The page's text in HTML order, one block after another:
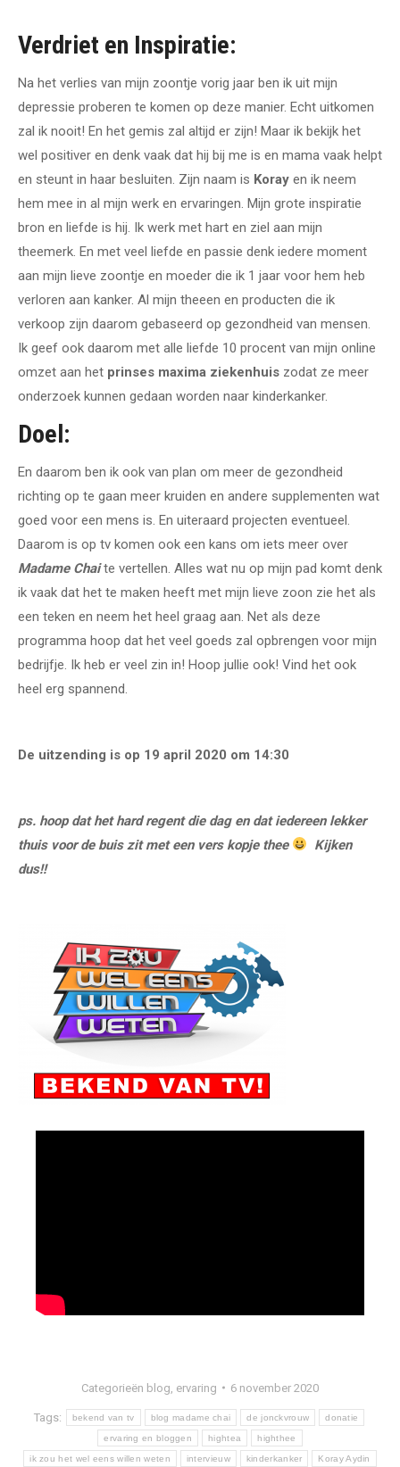
Verdriet en Inspiratie:
Na het verlies van mijn zoontje vorig jaar ben ik uit mijn
depressie proberen te komen op deze manier. Echt uitkomen
zal ik nooit! En het gemis zal altijd er zijn! Maar ik bekijk het
wel positiver en denk vaak dat hij bij me is en mama vaak helpt
en steunt in haar besluiten. Zijn naam is Koray en ik neem
hem mee in al mijn werk en ervaringen. Mijn grote inspiratie
bron en liefde is hij. Ik werk met hart en ziel aan mijn
theemerk. En met veel liefde en passie denk iedere moment
aan mijn lieve zoontje en moeder die ik 1 jaar voor hem heb
verloren aan kanker. Al mijn theeen en producten die ik
verkoop zijn daarom gebaseerd op gezondheid van mensen.
Ik geef ook daarom met alle liefde 10 procent van mijn online
omzet aan het prinses maxima ziekenhuis zodat ze meer
onderzoek kunnen gedaan worden naar kinderkanker.
Doel:
En daarom ben ik ook van plan om meer de gezondheid
richting op te gaan meer kruiden en andere supplementen wat
goed voor een mens is. En uiteraard projecten eventueel.
Daarom is op tv komen ook een kans om iets meer over
Madame Chaite vertellen. Alles wat nu op mijn pad komt denk
ik vaak dat het te maken heeft met mijn lieve zoon zie het als
een teken en neem het heel graag aan. Net als deze
programma hoop dat het veel goeds zal opbrengen voor mijn
bedrijfje. Ik heb er veel zin in! Hoop jullie ook! Vind het ook
heel erg spannend.
De uitzending is op 19 april 2020 om 14:30
ps. hoop dat het hard regent die dag en dat iedereen lekker
thuis voor de buis zit met een vers kopje thee
Kijken
dus!!
Categorieën blog ervaring 6 november 2020
Tags: bekend van tv blog madame chai de jonckvrouw donatie
ervaring en bloggen hightea highthee
ik zou het wel eens willen weten intervieuw kinderkanker Koray Aydin